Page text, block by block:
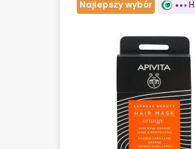
Higiena
Niemowlęta i matki
Najlepszy wybór